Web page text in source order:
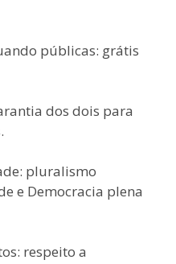
públicas: grátis
dos dois para
pluralismo
e Democracia plena
respeito a